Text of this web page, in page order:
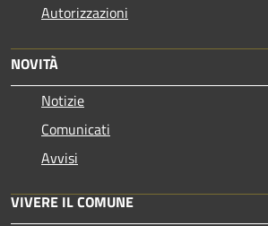
Autorizzazioni
NOVITÀ
Notizie
Comunicati
Avvisi
VIVERE IL COMUNE